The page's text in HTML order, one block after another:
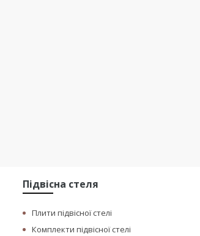
Підвісна стеля
Плити підвісної стелі
Комплекти підвісної стелі